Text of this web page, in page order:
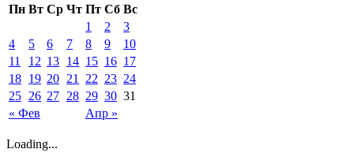
Пн Вт Ср Чт Пт Сб Вс
« Фев Апр »
1 2
3
4
5 6 7 8 9
10
11
12 13 14 15 16 17
18 19 20 21 22 23 24
25 26 27 28 29 30 31
Loading...